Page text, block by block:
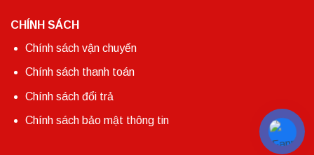
CHÍNH SÁCH
Chính sách vận chuyển
Chính sách thanh toán
Chính sách đổi trả
Chính sách bảo mật thông tin